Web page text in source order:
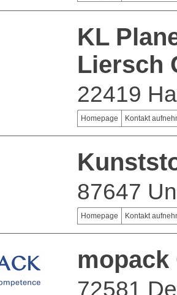
KL
Liersch
22419
Homepage Kontakt
87647
Homepage Kontakt
mopack
72581